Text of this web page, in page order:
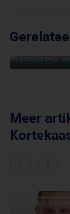
Spreker over
Meer
MICHAEL